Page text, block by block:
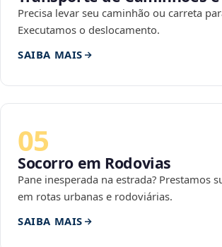
Precisa levar seu caminhão ou carreta
Executamos o deslocamento.
SAIBA MAIS
05
Socorro em Rodovias
Pane inesperada na estrada? Prestamos
em rotas urbanas e rodoviárias.
SAIBA MAIS